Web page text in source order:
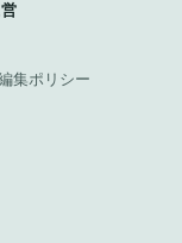
集ポリシー